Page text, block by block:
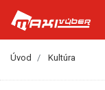
Úvod Kultúra